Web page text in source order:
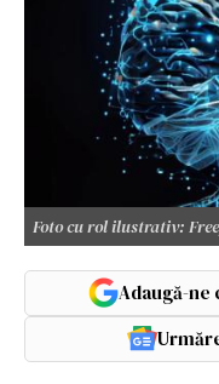
Foto cu rol ilustrativ:
Adaugă-ne